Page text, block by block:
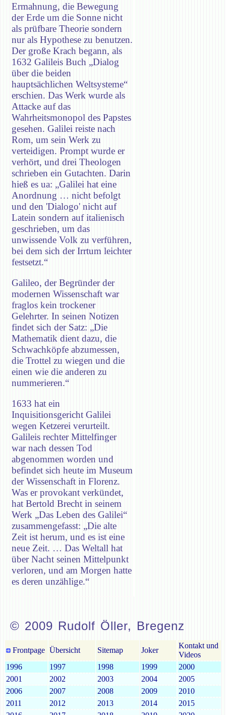
Ermahnung, die Bewegung
der Erde um die Sonne nicht
als prüfbare Theorie sondern
nur als Hypothese zu benutzen.
Der große Krach begann, als
1632 Galileis Buch „Dialog
über die beiden
hauptsächlichen Weltsysteme“
erschien. Das Werk wurde als
Attacke auf das
Wahrheitsmonopol des Papstes
gesehen. Galilei reiste nach
Rom, um sein Werk zu
verteidigen. Prompt wurde er
verhört, und drei Theologen
schrieben ein Gutachten. Darin
hieß es ua: „Galilei hat eine
Anordnung … nicht befolgt
und den 'Dialogo' nicht auf
Latein sondern auf italienisch
geschrieben, um das
unwissende Volk zu verführen,
bei dem sich der Irrtum leichter
festsetzt.“
Galileo, der Begründer der
modernen Wissenschaft war
fraglos kein trockener
Gelehrter. In seinen Notizen
findet sich der Satz: „Die
Mathematik dient dazu, die
Schwachköpfe abzumessen,
die Trottel zu wiegen und die
einen wie die anderen zu
nummerieren.“
1633 hat ein
Inquisitionsgericht Galilei
wegen Ketzerei verurteilt.
Galileis rechter Mittelfinger
war nach dessen Tod
abgenommen worden und
befindet sich heute im Museum
der Wissenschaft in Florenz.
Was er provokant verkündet,
hat Bertold Brecht in seinem
Werk „Das Leben des Galilei“
zusammengefasst: „Die alte
Zeit ist herum, und es ist eine
neue Zeit. … Das Weltall hat
über Nacht seinen Mittelpunkt
verloren, und am Morgen hatte
es deren unzählige.“
© 2009 Rudolf Öller, Bregenz
Frontpage Übersicht Sitemap Joker
Kontakt und
Videos
1996
1997 1998 1999
2000
2001
2002 2003 2004
2005
2006
2007 2008 2009
2010
2011
2012 2013 2014
2015